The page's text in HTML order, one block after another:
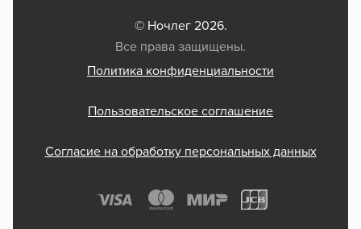
© Ночлег 2026.
Все права защищены.
Политика конфиденциальности
Пользовательское соглашение
Согласие на обработку персональных данных